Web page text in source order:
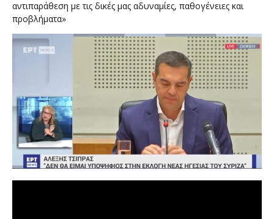
αντιπαράθεση με τις δικές μας αδυναμίες, παθογένειες και
προβλήματα»